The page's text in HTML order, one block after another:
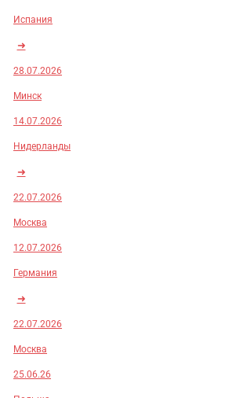
Испания
➜
28.07.2026
Минск
14.07.2026
Нидерланды
➜
22.07.2026
Москва
12.07.2026
Германия
➜
22.07.2026
Москва
25.06.26